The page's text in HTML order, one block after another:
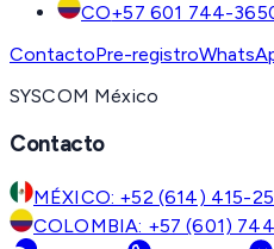
CO+57 601 744-
ContactoPre-registro
SYSCOM México
Contacto
MÉXICO: +52 (614) 415-
COLOMBIA: +57 (601)